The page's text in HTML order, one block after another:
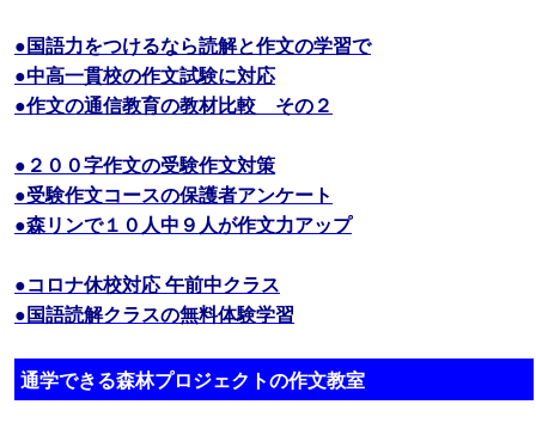
●国語力をつけるなら読解と作文の学習で
●中高一貫校の作文試験に対応
●作文の通信教育の教材比較 その２
●２００字作文の受験作文対策
●受験作文コースの保護者アンケート
●森リンで１０人中９人が作文力アップ
●コロナ休校対応 午前中クラス
●国語読解クラスの無料体験学習
通学できる森林プロジェクトの作文教室